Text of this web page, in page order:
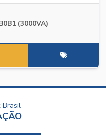
(3000VA)